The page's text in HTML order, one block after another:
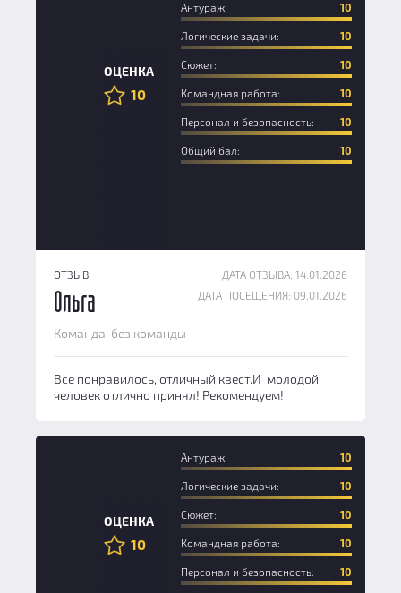
ОЦЕНКА
10
Антураж: 10
Логические задачи: 10
Сюжет: 10
Командная работа: 10
Персонал и безопасность: 10
Общий бал: 10
ОТЗЫВ
ДАТА ОТЗЫВА: 14.01.2026
ДАТА ПОСЕЩЕНИЯ: 09.01.2026
Ольга
Команда: без команды
Все понравилось, отличный квест.И молодой
человек отлично принял! Рекомендуем!
ОЦЕНКА
10
Антураж: 10
Логические задачи: 10
Сюжет: 10
Командная работа: 10
Персонал и безопасность: 10